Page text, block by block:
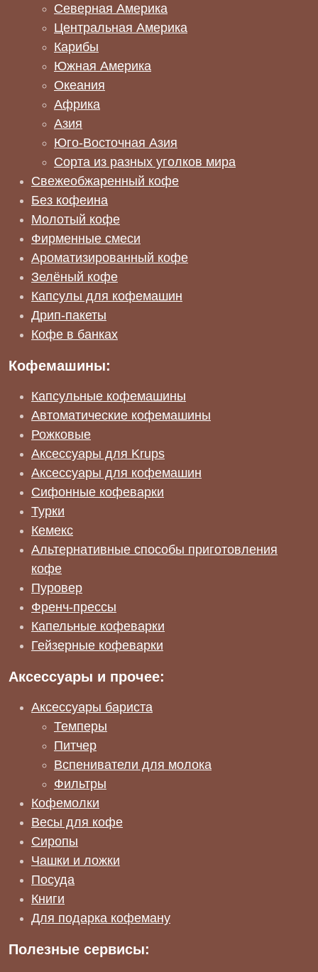
Северная Америка
Центральная Америка
Карибы
Южная Америка
Океания
Африка
Азия
Юго-Восточная Азия
Сорта из разных уголков мира
Свежеобжаренный кофе
Без кофеина
Молотый кофе
Фирменные смеси
Ароматизированный кофе
Зелёный кофе
Капсулы для кофемашин
Дрип-пакеты
Кофе в банках
Кофемашины:
Капсульные кофемашины
Автоматические кофемашины
Рожковые
Аксессуары для Krups
Аксессуары для кофемашин
Сифонные кофеварки
Турки
Кемекс
Альтернативные способы приготовления
кофе
Пуровер
Френч-прессы
Капельные кофеварки
Гейзерные кофеварки
Аксессуары и прочее:
Аксессуары бариста
Темперы
Питчер
Вспениватели для молока
Фильтры
Кофемолки
Весы для кофе
Сиропы
Чашки и ложки
Посуда
Книги
Для подарка кофеману
Полезные сервисы: